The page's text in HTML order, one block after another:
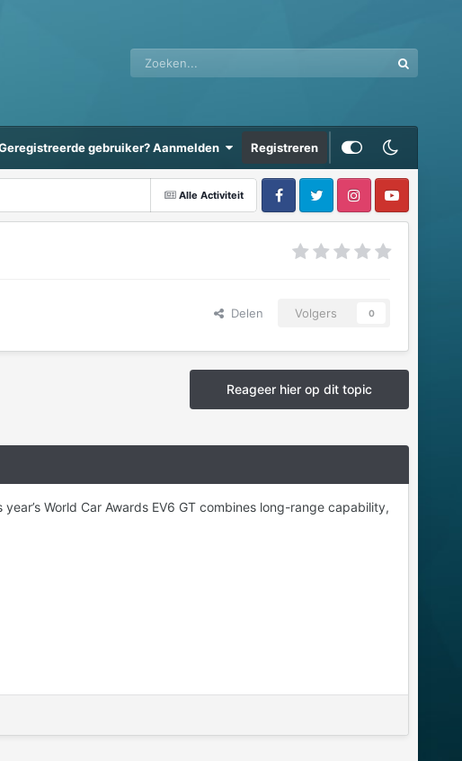
gebruiker? Aanmelden Registreren
Alle Activiteit
Delen Volgers 0
Reageer hier op dit topic
World Car Awards EV6 GT combines long-range capability,